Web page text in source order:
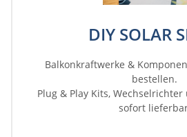
DIY SOLAR
Balkonkraftwerke &
bestellen.
Plug & Play Kits,
sofort